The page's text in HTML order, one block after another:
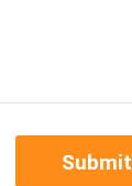
Submit